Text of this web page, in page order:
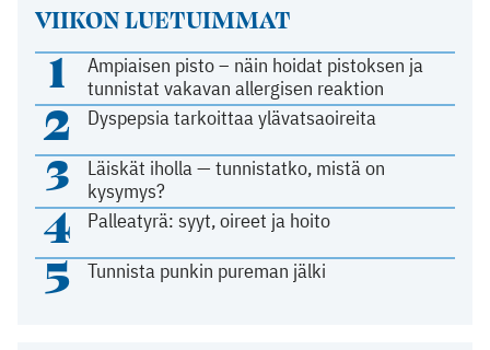
VIIKON LUETUIMMAT
1
Ampiaisen pisto – näin hoidat pistoksen ja
tunnistat vakavan allergisen reaktion
2 Dyspepsia tarkoittaa ylävatsaoireita
3
Läiskät iholla — tunnistatko, mistä on
kysymys?
4 Palleatyrä: syyt, oireet ja hoito
5 Tunnista punkin pureman jälki